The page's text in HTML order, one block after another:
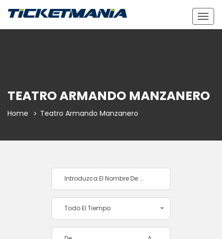
TEATRO ARMANDO MANZANERO
Home Teatro Armando Manzanero
Todo El Tiempo